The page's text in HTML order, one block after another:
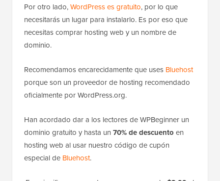
Por otro lado,WordPress es gratuito, por lo que
necesitarás un lugar para instalarlo. Es por eso que
necesitas comprar hosting web y un nombre de
dominio.
Recomendamos encarecidamente que uses Bluehost
porque son un proveedor de hosting recomendado
oficialmente por WordPress.org.
Han acordado dar a los lectores de WPBeginner un
dominio gratuito y hasta un 70% de descuento en
hosting web al usar nuestro código de cupón
especial de Bluehost.